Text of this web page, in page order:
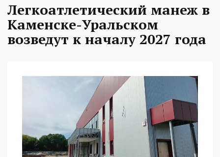
Легкоатлетический манеж в
Каменске-Уральском
возведут к началу 2027 года